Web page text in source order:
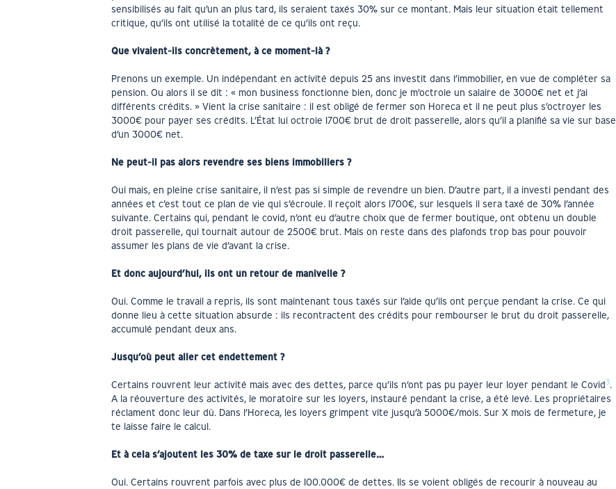
sensibilisés au fait qu’un an plus tard, ils seraient taxés 30% sur ce montant. Mais leur situation était tellement
critique, qu’ils ont utilisé la totalité de ce qu’ils ont reçu.
Que vivaient-ils concrètement, à ce moment-là ?
Prenons un exemple. Un indépendant en activité depuis 25 ans investit dans l’immobilier, en vue de compléter sa
pension. Ou alors il se dit : « mon business fonctionne bien, donc je m’octroie un salaire de 3000€ net et j’ai
différents crédits. » Vient la crise sanitaire : il est obligé de fermer son Horeca et il ne peut plus s’octroyer les
3000€ pour payer ses crédits. L’État lui octroie 1700€ brut de droit passerelle, alors qu’il a planifié sa vie sur base
d’un 3000€ net.
Ne peut-il pas alors revendre ses biens immobiliers ?
Oui mais, en pleine crise sanitaire, il n’est pas si simple de revendre un bien. D’autre part, il a investi pendant des
années et c’est tout ce plan de vie qui s’écroule. Il reçoit alors 1700€, sur lesquels il sera taxé de 30% l’année
suivante. Certains qui, pendant le covid, n’ont eu d’autre choix que de fermer boutique, ont obtenu un double
droit passerelle, qui tournait autour de 2500€ brut. Mais on reste dans des plafonds trop bas pour pouvoir
assumer les plans de vie d’avant la crise.
Et donc aujourd’hui, ils ont un retour de manivelle ?
Oui. Comme le travail a repris, ils sont maintenant tous taxés sur l’aide qu’ils ont perçue pendant la crise. Ce qui
donne lieu à cette situation absurde : ils recontractent des crédits pour rembourser le brut du droit passerelle,
accumulé pendant deux ans.
Jusqu’où peut aller cet endettement ?
Certains rouvrent leur activité mais avec des dettes, parce qu’ils n’ont pas pu payer leur loyer pendant le Covid3.
A la réouverture des activités, le moratoire sur les loyers, instauré pendant la crise, a été levé. Les propriétaires
réclament donc leur dû. Dans l’Horeca, les loyers grimpent vite jusqu’à 5000€/mois. Sur X mois de fermeture, je
te laisse faire le calcul.
Et à cela s’ajoutent les 30% de taxe sur le droit passerelle…
Oui. Certains rouvrent parfois avec plus de 100.000€ de dettes. Ils se voient obligés de recourir à nouveau au